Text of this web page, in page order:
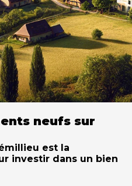
neufs sur
est la
investir dans un bien